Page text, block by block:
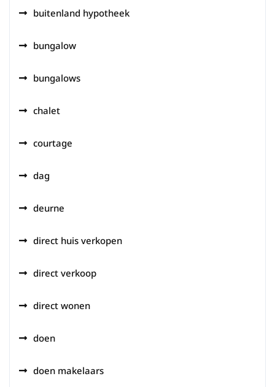
buitenland hypotheek
bungalow
bungalows
chalet
courtage
dag
deurne
direct huis verkopen
direct verkoop
direct wonen
doen
doen makelaars